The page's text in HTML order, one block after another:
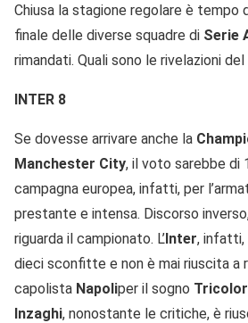
Chiusa la stagione regolare è tempo
finale delle diverse squadre di Serie
rimandati. Quali sono le rivelazioni del
INTER 8
Se dovesse arrivare anche la
Manchester City, il voto sarebbe di
campagna europea, infatti, per
prestante e intensa. Discorso
riguarda il campionato. L’Inter,
dieci sconfitte e non è mai riuscita a
capolista Napoliper il sogno
Inzaghi, nonostante le critiche, è